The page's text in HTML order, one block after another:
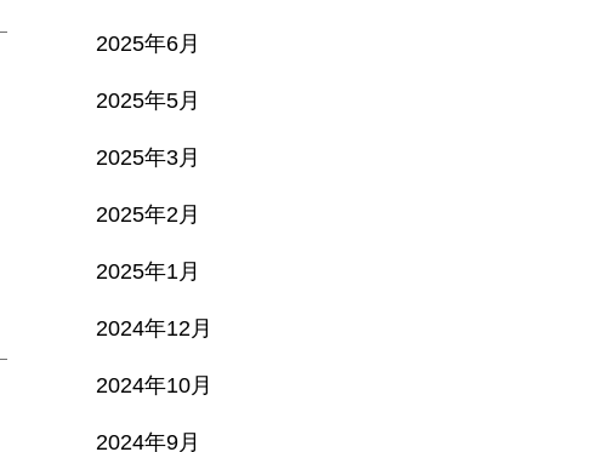
2025年6月
2025年5月
2025年3月
2025年2月
2025年1月
2024年12月
2024年10月
2024年9月